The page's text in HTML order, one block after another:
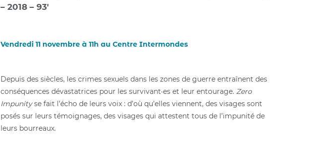
– 2018 – 93′
Vendredi 11 novembre à 11h au Centre Intermondes
Depuis des siècles, les crimes sexuels dans les zones de guerre entraînent des
conséquences dévastatrices pour les survivant·es et leur entourage. Zero
Impunityse fait l’écho de leurs voix : d’où qu’elles viennent, des visages sont
posés sur leurs témoignages, des visages qui attestent tous de l’impunité de
leurs bourreaux.